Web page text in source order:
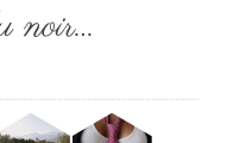
noir…